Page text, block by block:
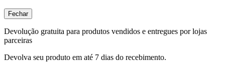
Fechar
Devolução gratuita para produtos vendidos e entregues por lojas
parceiras
Devolva seu produto em até 7 dias do recebimento.